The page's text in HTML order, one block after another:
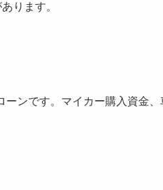
ります。
ーンです。マイカー購入資金